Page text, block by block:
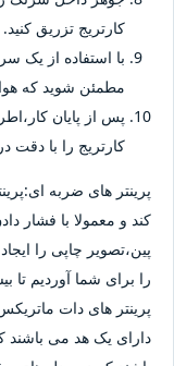
کارتریج تزریق کنید.
با استفاده از یک
مطمئن شوید که
پس از پایان
کارتریج را با
پرینتر های ضربه
کند و معمولا با فشار
پین،تصویر چاپی را
را برای شما آوردیم تا
پرینتر های دات